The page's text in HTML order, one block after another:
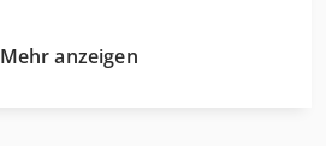
Mehr anzeigen